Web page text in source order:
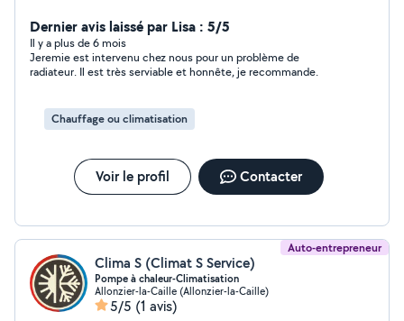
Dernier avis laissé par Lisa : 5/5
Il y a plus de 6 mois
Jeremie est intervenu chez nous pour un problème de
radiateur. Il est très serviable et honnête, je recommande.
Chauffage ou climatisation
Voir le profil Contacter
Auto-entrepreneur
Clima S (Climat S Service)
Pompe à chaleur-Climatisation
Allonzier-la-Caille (Allonzier-la-Caille)
5/5 (1 avis)